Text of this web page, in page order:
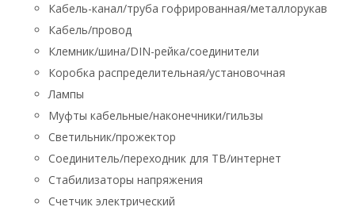
Кабель-канал/труба гофрированная/металлорукав
Кабель/провод
Клемник/шина/DIN-рейка/соединители
Коробка распределительная/установочная
Лампы
Муфты кабельные/наконечники/гильзы
Светильник/прожектор
Соединитель/переходник для ТВ/интернет
Стабилизаторы напряжения
Счетчик электрический